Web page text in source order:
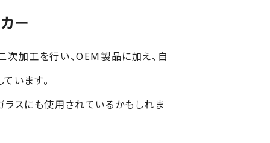
ー
加工を行い、OEM製品に加え、自
います。
スにも使用されているかもしれま